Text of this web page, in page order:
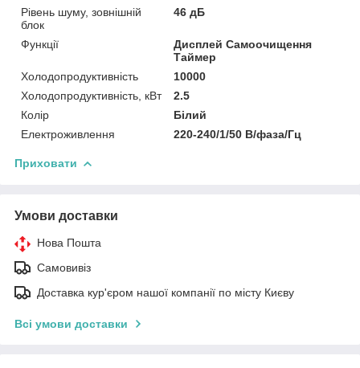
Рівень шуму, зовнішній
блок
46 дБ
Функції
Дисплей Самоочищення
Таймер
Холодопродуктивність
10000
Холодопродуктивність, кВт
2.5
Колір
Білий
Електроживлення
220-240/1/50 В/фаза/Гц
Приховати
Умови доставки
Нова Пошта
Самовивіз
Доставка кур'єром нашої компанії по місту Києву
Всі умови доставки